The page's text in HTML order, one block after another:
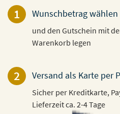
1 Wunschbetrag wählen
und den Gutschein mit
Warenkorb legen
2 Versand als Karte per
Sicher per Kreditkarte,
Lieferzeit ca. 2-4 Tage